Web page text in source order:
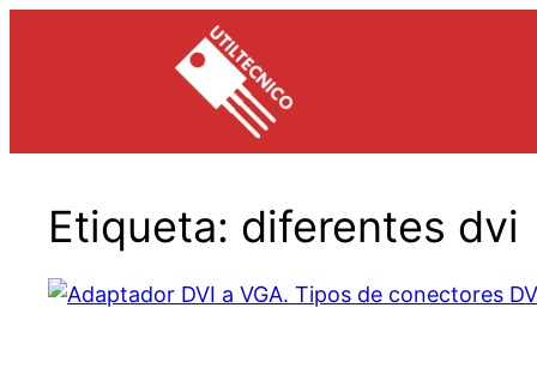
Etiqueta: diferentes dvi